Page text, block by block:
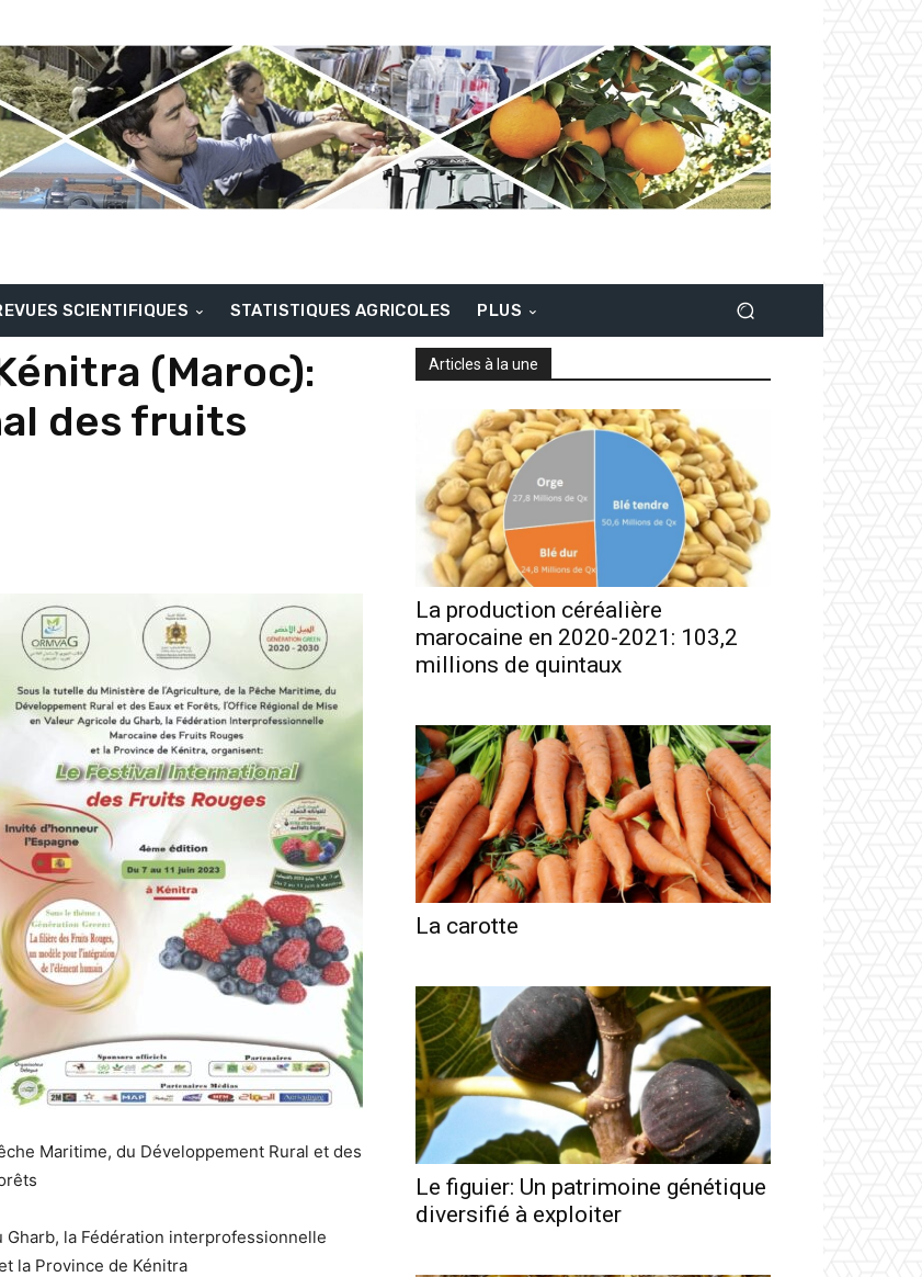
SCIENTIFIQUES STATISTIQUES AGRICOLES PLUS
(Maroc):
des fruits
Maritime, du Développement Rural et des
Gharb, la Fédération interprofessionnelle
la Province de Kénitra
Articles à la une
La production céréalière
marocaine en 2020-2021: 103,2
millions de quintaux
La carotte
Le figuier: Un patrimoine génétique
diversifié à exploiter